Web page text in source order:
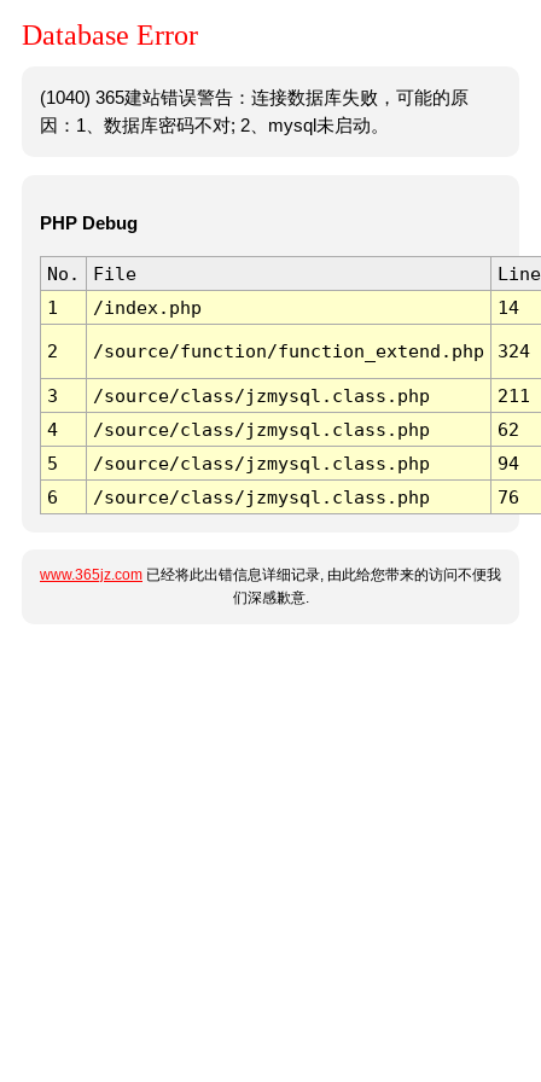
Database Error
(1040) 365建站错误警告：连接数据库失败，可能的原
因：1、数据库密码不对; 2、mysql未启动。
PHP Debug
No. File
Line
1
/index.php 14
2 /source/function/function_extend.php 324
3 /source/class/jzmysql.class.php
211
4
/source/class/jzmysql.class.php
62
5
/source/class/jzmysql.class.php
94
6
/source/class/jzmysql.class.php 76
www.365jz.com 已经将此出错信息详细记录, 由此给您带来的访问不便我
们深感歉意.